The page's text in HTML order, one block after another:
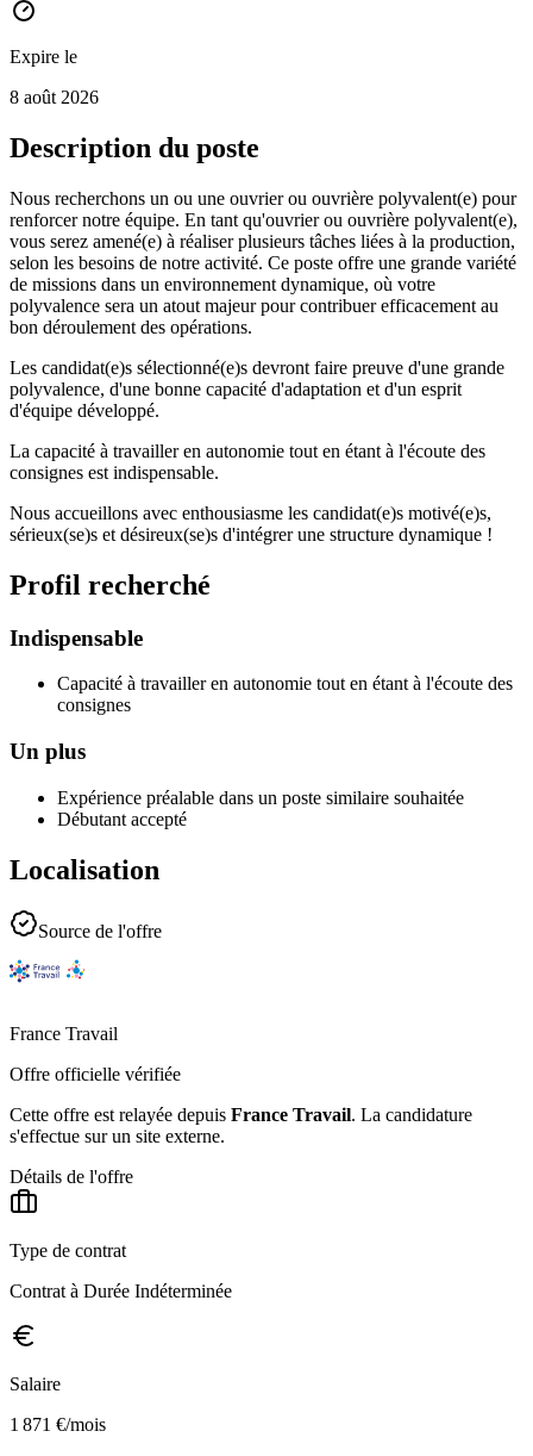
Expire le
8 août 2026
Description du poste
Nous recherchons un ou une ouvrier ou ouvrière polyvalent(e) pour
renforcer notre équipe. En tant qu'ouvrier ou ouvrière polyvalent(e),
vous serez amené(e) à réaliser plusieurs tâches liées à la production,
selon les besoins de notre activité. Ce poste offre une grande variété
de missions dans un environnement dynamique, où votre
polyvalence sera un atout majeur pour contribuer efficacement au
bon déroulement des opérations.
Les candidat(e)s sélectionné(e)s devront faire preuve d'une grande
polyvalence, d'une bonne capacité d'adaptation et d'un esprit
d'équipe développé.
La capacité à travailler en autonomie tout en étant à l'écoute des
consignes est indispensable.
Nous accueillons avec enthousiasme les candidat(e)s motivé(e)s,
sérieux(se)s et désireux(se)s d'intégrer une structure dynamique !
Profil recherché
Indispensable
Capacité à travailler en autonomie tout en étant à l'écoute des
consignes
Un plus
Expérience préalable dans un poste similaire souhaitée
Débutant accepté
Localisation
Source de l'offre
France Travail
Offre officielle vérifiée
Cette offre est relayée depuis France Travail. La candidature
s'effectue sur un site externe.
Détails de l'offre
Type de contrat
Contrat à Durée Indéterminée
Salaire
1 871 €/mois